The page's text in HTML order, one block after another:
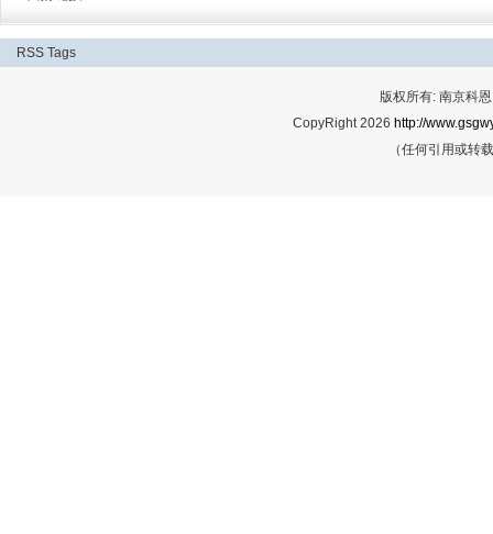
RSS Tags
版权所有: 南京科
CopyRight 2026 http://
（任何引用或转